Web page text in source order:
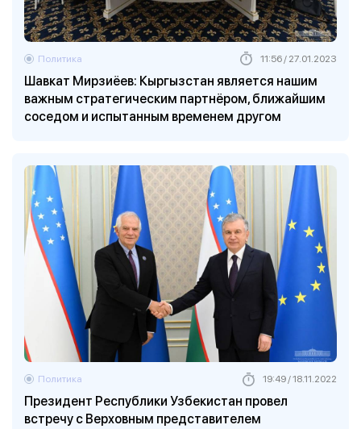
Шавкат Мирзиёев: Кыргызстан является нашим
важным стратегическим партнёром, ближайшим
соседом и испытанным временем другом
Политика 11:56 / 27.01.2023
Президент Республики Узбекистан провел
встречу с Верховным представителем
Политика 19:49 / 18.11.2022